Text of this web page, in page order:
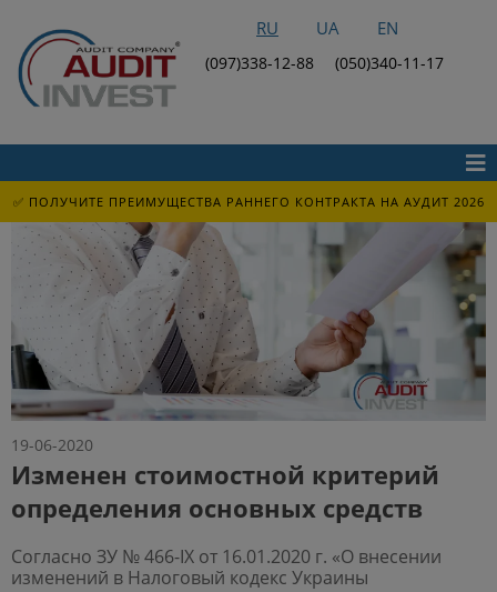
RU UA EN
(097)338-12-88 (050)340-11-17
✅ ПОЛУЧИТЕ ПРЕИМУЩЕСТВА РАННЕГО КОНТРАКТА НА АУДИТ 2026
19-06-2020
Изменен стоимостной критерий
определения основных средств
Согласно ЗУ № 466-IX от 16.01.2020 г. «О внесении
изменений в Налоговый кодекс Украины